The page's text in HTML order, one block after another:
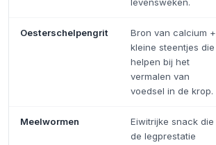
Oesterschelpengrit
Bron van calcium +
kleine steentjes die
helpen bij het
vermalen van
voedsel in de krop.
Meelwormen
Eiwitrijke snack die
de legprestatie